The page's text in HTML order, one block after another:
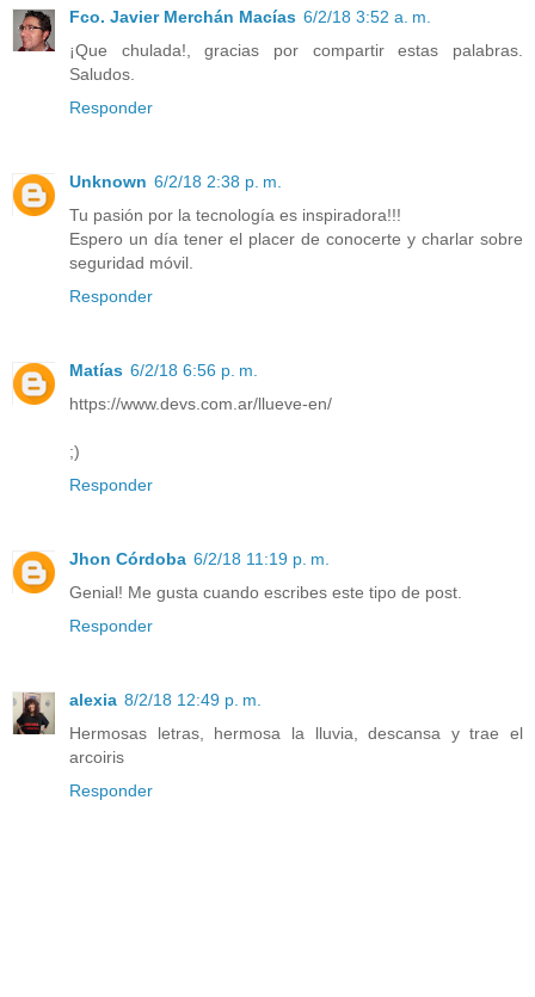
Fco. Javier Merchán Macías 6/2/18 3:52 a. m.
¡Que chulada!, gracias por compartir estas palabras.
Saludos.
Responder
Unknown 6/2/18 2:38 p. m.
Tu pasión por la tecnología es inspiradora!!!
Espero un día tener el placer de conocerte y charlar sobre
seguridad móvil.
Responder
Matías 6/2/18 6:56 p. m.
https://www.devs.com.ar/llueve-en/
;)
Responder
Jhon Córdoba 6/2/18 11:19 p. m.
Genial! Me gusta cuando escribes este tipo de post.
Responder
alexia 8/2/18 12:49 p. m.
Hermosas letras, hermosa la lluvia, descansa y trae el
arcoiris
Responder